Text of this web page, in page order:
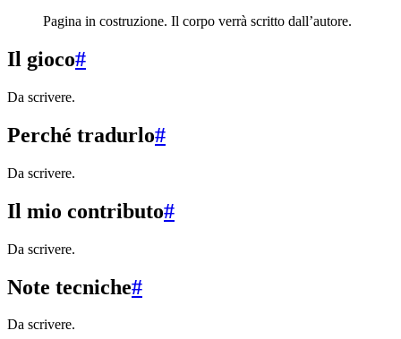
Pagina in costruzione. Il corpo verrà scritto dall’autore.
Il gioco#
Da scrivere.
Perché tradurlo#
Da scrivere.
Il mio contributo#
Da scrivere.
Note tecniche#
Da scrivere.